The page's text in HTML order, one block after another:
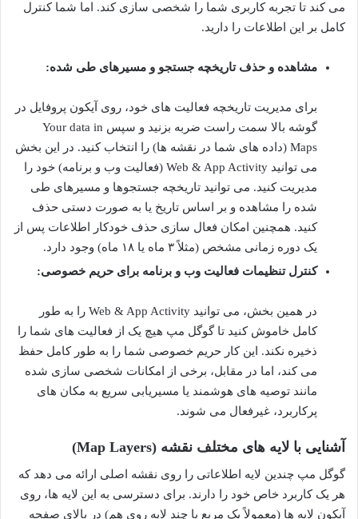
می کند تا تجربه کاربری شما را شخصی سازی کند. اما شما کنترل
کامل بر این اطلاعات را دارید.
مشاهده و حذف تاریخچه جستجو و مسیرهای طی شده:
برای مدیریت تاریخچه فعالیت های خود، روی آیکون پروفایل در
گوشه بالا سمت راست ضربه بزنید و سپس Your data in
Maps (داده های شما در نقشه ها) را انتخاب کنید. در این بخش
می توانید Web & App Activity (فعالیت وب و برنامه) خود را
مدیریت کنید. می توانید تاریخچه جستجوها و مسیرهای طی
شده را مشاهده و بر اساس تاریخ یا به صورت دستی حذف
کنید. همچنین امکان فعال سازی حذف خودکار اطلاعات پس از
یک دوره زمانی مشخص (مثلاً ۳ ماه یا ۱۸ ماه) وجود دارد.
کنترل تنظیمات فعالیت وب و برنامه برای حریم خصوصی:
در همین بخش، می توانید Web & App Activity را به طور
کامل خاموش کنید تا گوگل مپ هیچ یک از فعالیت های شما را
ذخیره نکند. این کار حریم خصوصی شما را به طور کامل حفظ
می کند، اما در مقابل، برخی از امکانات شخصی سازی شده
مانند توصیه های هوشمند یا مسیریابی سریع به مکان های
پرکاربرد، غیرفعال می شوند.
آشنایی با لایه های مختلف نقشه (Map Layers)
گوگل مپ چندین لایه اطلاعاتی را روی نقشه اصلی ارائه می دهد که
هر یک کاربرد خاص خود را دارند. برای دسترسی به این لایه ها، روی
آیکون لایه ها (معمولاً یک مربع با چند لایه روی هم) در بالای صفحه